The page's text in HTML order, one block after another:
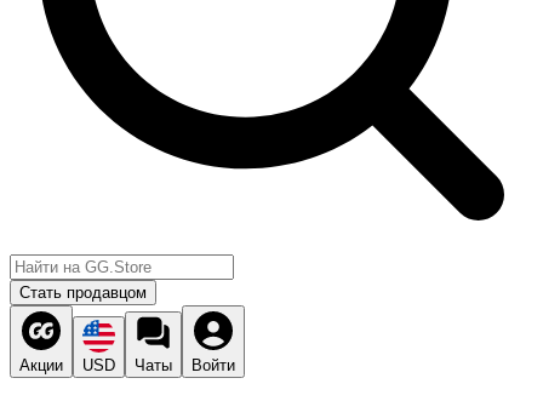
Стать продавцом
Акции USD Чаты Войти